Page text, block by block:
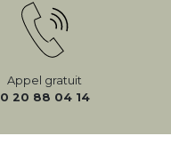
Appel gratuit
0 20 88 04 14